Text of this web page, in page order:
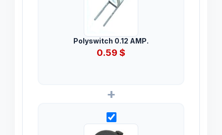
Polyswitch 0.12 AMP.
0.59 $
+